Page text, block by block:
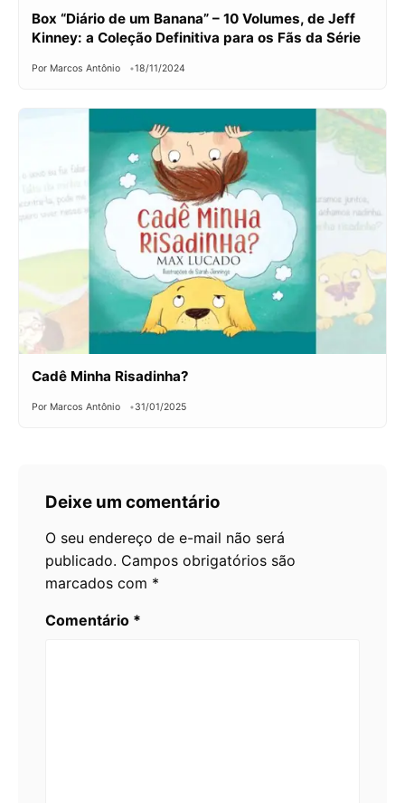
Box “Diário de um Banana” – 10 Volumes, de Jeff
Kinney: a Coleção Definitiva para os Fãs da Série
Por Marcos Antônio 18/11/2024
Cadê Minha Risadinha?
Por Marcos Antônio 31/01/2025
Deixe um comentário
O seu endereço de e-mail não será
publicado. Campos obrigatórios são
marcados com *
Comentário *